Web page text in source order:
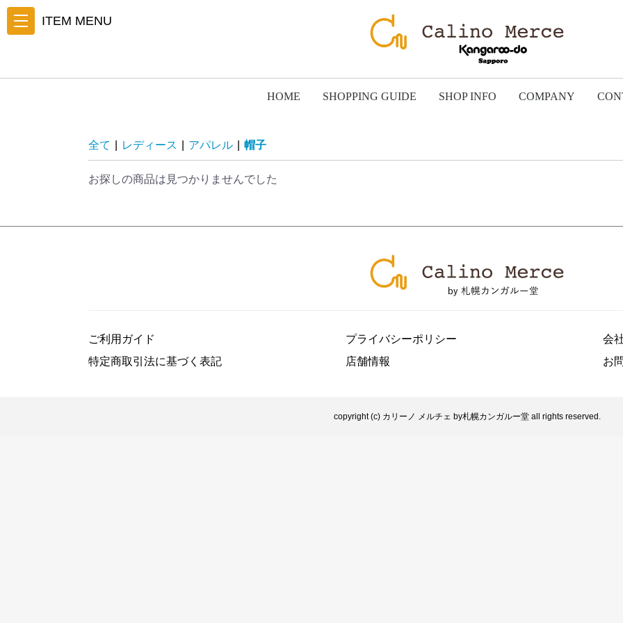
ITEM MENU
HOME SHOPPING GUIDE SHOP INFO COMPANY
全て レディース アパレル 帽子
お探しの商品は見つかりませんでした
ご利用ガイド プライバシーポリシー
会
特定商取引法に基づく表記
店舗情報 お
copyright (c) カリーノ メルチェ by札幌カンガルー堂 all rights reserved.